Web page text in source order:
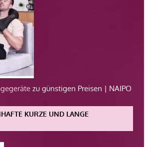
zu günstigen Preisen | NAIPO
KURZE UND LANGE